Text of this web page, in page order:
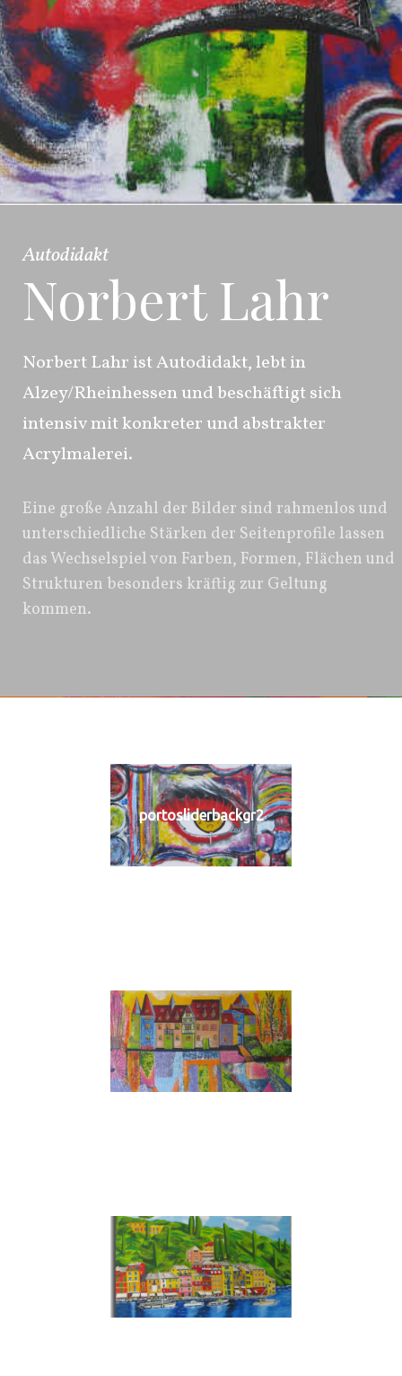
Autodidakt
Norbert Lahr
Norbert Lahr ist Autodidakt, lebt in
Alzey/Rheinhessen und beschäftigt sich
intensiv mit konkreter und abstrakter
Acrylmalerei.
Eine große Anzahl der Bilder sind rahmenlos und
unterschiedliche Stärken der Seitenprofile lassen
das Wechselspiel von Farben, Formen, Flächen und
Strukturen besonders kräftig zur Geltung
kommen.
portosliderbackgr2